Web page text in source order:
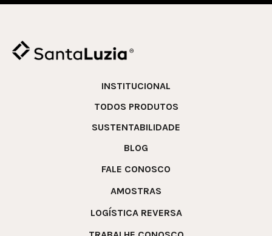
INSTITUCIONAL
TODOS PRODUTOS
SUSTENTABILIDADE
BLOG
FALE CONOSCO
AMOSTRAS
LOGÍSTICA REVERSA